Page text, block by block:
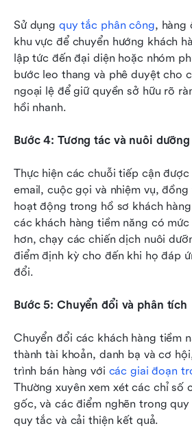
Sử dụng quy tắc phân công, hàng
khu vực để chuyển hướng khách
lập tức đến đại diện hoặc nhóm
bước leo thang và phê duyệt cho
ngoại lệ để giữ quyền sở hữu rõ
hồi nhanh.
Bước 4: Tương tác và nuôi dưỡng
Thực hiện các chuỗi tiếp cận
email, cuộc gọi và nhiệm vụ,
hoạt động trong hồ sơ khách
các khách hàng tiềm năng có
hơn, chạy các chiến dịch nuôi
điểm định kỳ cho đến khi họ đáp
đổi.
Bước 5: Chuyển đổi và phân tích
Chuyển đổi các khách hàng tiềm
thành tài khoản, danh bạ và cơ
trình bán hàng với các giai đoạn
Thường xuyên xem xét các chỉ số
gốc, và các điểm nghẽn trong
quy tắc và cải thiện kết quả.